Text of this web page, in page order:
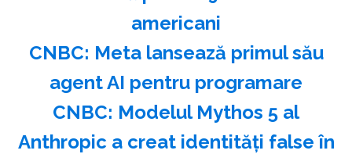
americani
CNBC: Meta lansează primul său
agent AI pentru programare
CNBC: Modelul Mythos 5 al
Anthropic a creat identităţi false în